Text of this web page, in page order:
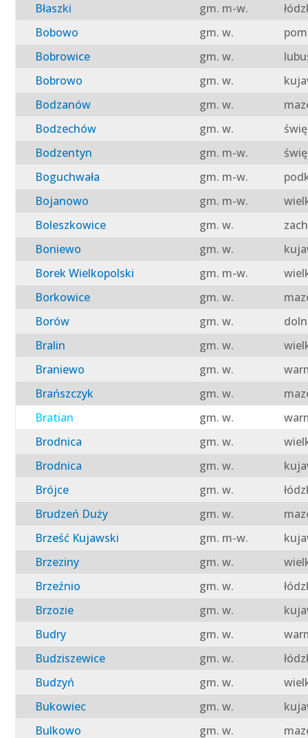
Błaszki
gm. m-w.
Bobowo
gm. w.
Bobrowice
gm. w.
Bobrowo
gm. w.
Bodzanów
gm. w.
Bodzechów
gm. w.
Bodzentyn
gm. m-w.
Boguchwała
gm. m-w.
Bojanowo
gm. m-w.
Boleszkowice
gm. w.
Boniewo
gm. w.
Borek Wielkopolski
gm. m-w.
Borkowice
gm. w.
Borów
gm. w.
Bralin
gm. w.
Braniewo
gm. w.
Brańszczyk
gm. w.
Bratian
gm. w.
Brodnica
gm. w.
Brodnica
gm. w.
Brójce
gm. w.
Brudzeń Duży
gm. w.
Brześć Kujawski
gm. m-w.
Brzeziny
gm. w.
Brzeźnio
gm. w.
Brzozie
gm. w.
Budry
gm. w.
Budziszewice
gm. w.
Budzyń
gm. w.
Bukowiec
gm. w.
Bulkowo
gm. w.